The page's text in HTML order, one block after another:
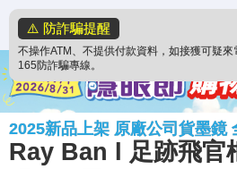
⚠️ 防詐騙提醒
不操作ATM、不提供付款資料，如接獲可疑
165防詐騙專線。
2025新品上架 原廠公司貨墨鏡
Ray Ban l 足跡飛官